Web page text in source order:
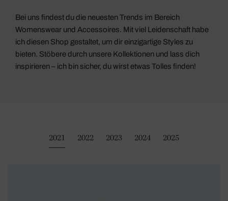
Bei uns findest du die neuesten Trends im Bereich
Womenswear und Accessoires. Mit viel Leidenschaft habe
ich diesen Shop gestaltet, um dir einzigartige Styles zu
bieten. Stöbere durch unsere Kollektionen und lass dich
inspirieren – ich bin sicher, du wirst etwas Tolles finden!
2021 2022 2023 2024 2025